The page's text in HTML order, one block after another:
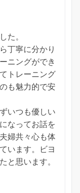
た。
丁寧に分かり
ニングができ
トレーニング
も魅力的で安
いつも優しい
なってお話を
婦共々心も体
います。ビヨ
と思います。